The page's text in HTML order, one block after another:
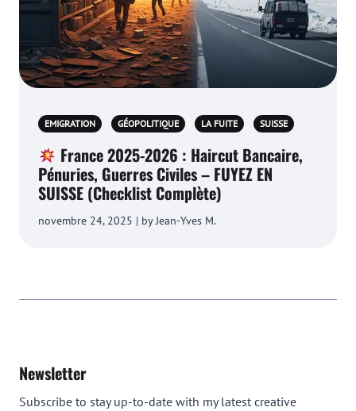
EMIGRATION GÉOPOLITIQUE LA FUITE SUISSE
France 2025-2026 : Haircut Bancaire,
Pénuries, Guerres Civiles – FUYEZ EN
SUISSE (Checklist Complète)
novembre 24, 2025 | by Jean-Yves M.
Newsletter
Subscribe to stay up-to-date with my latest creative